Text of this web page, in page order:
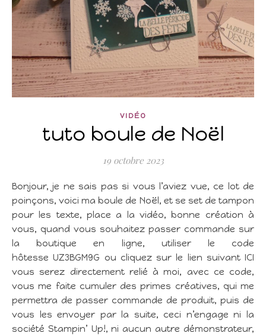
VIDÉO
tuto boule de Noël
19 octobre 2023
Bonjour, je ne sais pas si vous l’aviez vue, ce lot de
poinçons, voici ma boule de Noël, et se set de tampon
pour les texte, place a la vidéo, bonne création à
vous, quand vous souhaitez passer commande sur
la boutique en ligne, utiliser le code
hôtesse UZ3BGM9G ou cliquez sur le lien suivant ICI
vous serez directement relié à moi, avec ce code,
vous me faite cumuler des primes créatives, qui me
permettra de passer commande de produit, puis de
vous les envoyer par la suite, ceci n’engage ni la
société Stampin’ Up!, ni aucun autre démonstrateur,